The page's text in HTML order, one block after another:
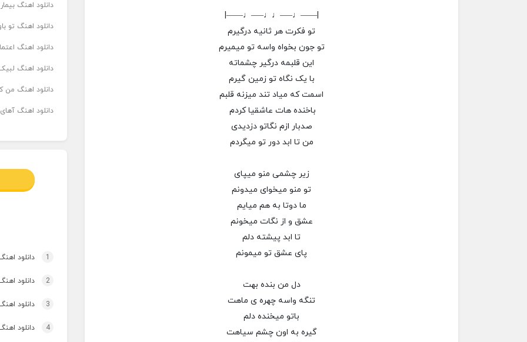
|——♩—–♩♩—–♩——|
تو فکرت هر ثانیه درگیرم
تو جون بخواه واسه تو میمیرم
این قلبمه درگیر چشماته
با یک نگاه تو زمین گیرم
اسمت که میاد تند میزنه قلبم
باخنده هات عاشقیا کردم ‌‌‌
صدبار ازم نگاتو دزدیدی
من تا ابد دور تو میگردم
زیر چشمی منو میپای
تو منو میخوای میدونم
ما دوتا به هم میایم
عشق و از نگات میخونم
تا ابد پیشته دلم
پای عشق تو میمونم
دل من بنده بهت
تنگه واسه چهره ی ماهت
باتو میخنده دلم
گیره به اون چشم سیاهت
دانلود اهنگ
دانلود اهنگ تو
دانلود اهنگ
دانلود اهنگ
دانلود اهنگ من
دانلود اهنگ
1 دانلود اهنگ تاپ و
2 دانلود
3 دانلود اهنگ برنو
4 دانلود